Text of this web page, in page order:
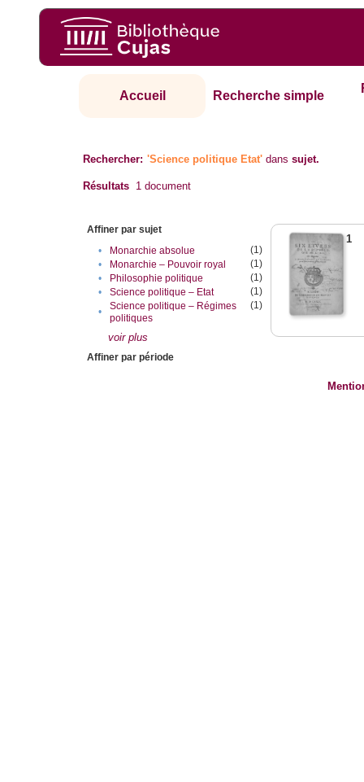
Accueil Recherche simple
Rechercher: 'Science politique Etat' danssujet.
Résultats 1 document
Affiner par sujet
•
Monarchie absolue
(1)
•
Monarchie – Pouvoir royal
(1)
•
Philosophie politique
(1)
•
Science politique – Etat
(1)
•
Science politique – Régimes
politiques
(1)
voir plus
Affiner par période
1